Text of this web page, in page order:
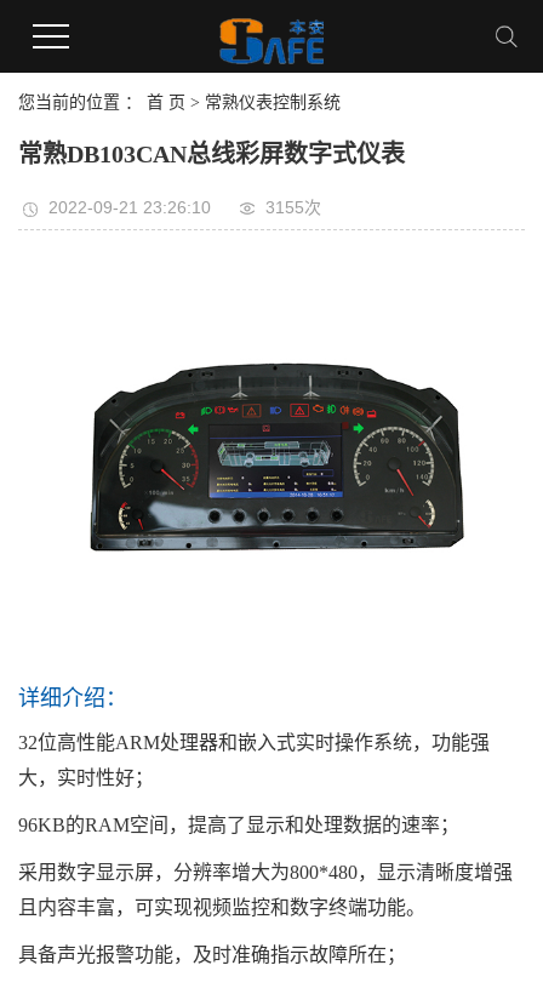
您当前的位置 ： 首 页 > 常熟仪表控制系统
常熟DB103CAN总线彩屏数字式仪表
2022-09-21 23:26:10 3155次
详细介绍：
32位高性能ARM处理器和嵌入式实时操作系统，功能强
大，实时性好；
96KB的RAM空间，提高了显示和处理数据的速率；
采用数字显示屏，分辨率增大为800*480，显示清晰度增强
且内容丰富，可实现视频监控和数字终端功能。
具备声光报警功能，及时准确指示故障所在；